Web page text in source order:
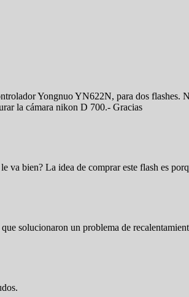
Yongnuo YN622N, para dos flashes.
la cámara nikon D 700.- Gracias
bien? La idea de comprar este flash es
solucionaron un problema de